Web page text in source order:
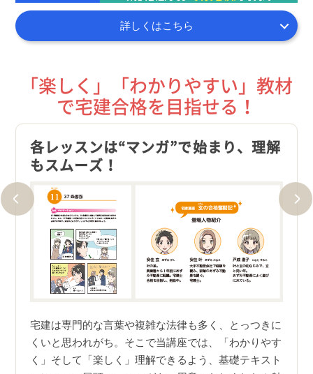
詳しくはこちら
「楽しく」「わかりやすい」教材
で宅建合格を目指せる！
各レッスンは“マンガ”で始まり、理解
もスムーズ！
宅建は専門的な言葉や複雑な法律も多く、とっつきに
くいと思われがち。そこで当講座では、「わかりやす
く」そして「楽しく」理解できるよう、基礎テキスト